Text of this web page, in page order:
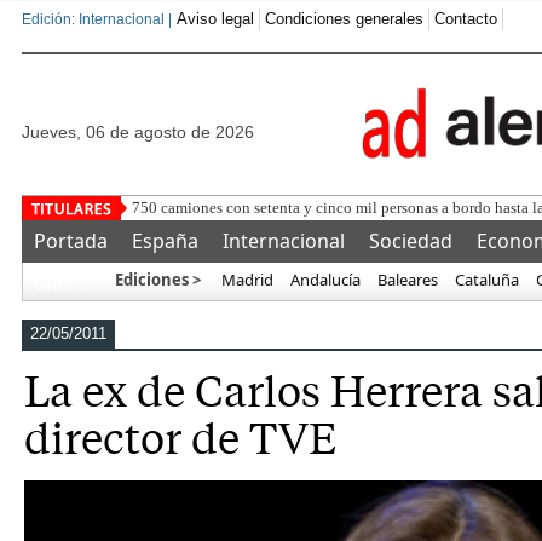
Edición: Internacional | Aviso legal Condiciones generales Contacto
jueves, 06 de agosto de 2026
750 camiones con setenta y cinco mil personas a bordo hasta
Portada España Internacional Sociedad
Ediciones > Madrid Andalucía Baleares Cataluña
22/05/2011
La ex de Carlos Herrera
director de TVE